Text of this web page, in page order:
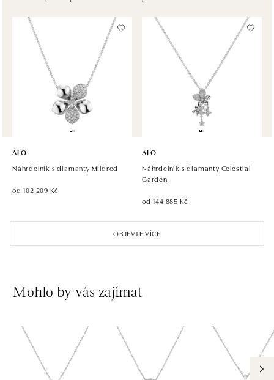
dnes otevřeno od 09:00
ALO diamonds, Westfield, Praha 4 - Chodov
Roztylská 2321/19, 148 00 Praha 4 - Chodov
tel.: +420 773 585 559, +420 730 802 800
dnes otevřeno od 09:00
ALO diamonds Hilton, Košice
dnes otevřeno od 10:00
Einsteinova 18, 851 01 Bratislava
ALO diamonds OC Avion, Bratislava
Ivanská cesta 16, 821 04 Bratislava
dnes otevřeno od 09:00
ALO diamonds OC Eurovea, Bratislava
Pribinova 8, 811 09 Bratislava
OBJEVTE VÍCE
ALO
Náhrdelník s diamanty Mildred
od 102 209 Kč
ALO
Náhrdelník s diamanty Celestial
Garden
od 144 885 Kč
Mohlo by vás zajímat